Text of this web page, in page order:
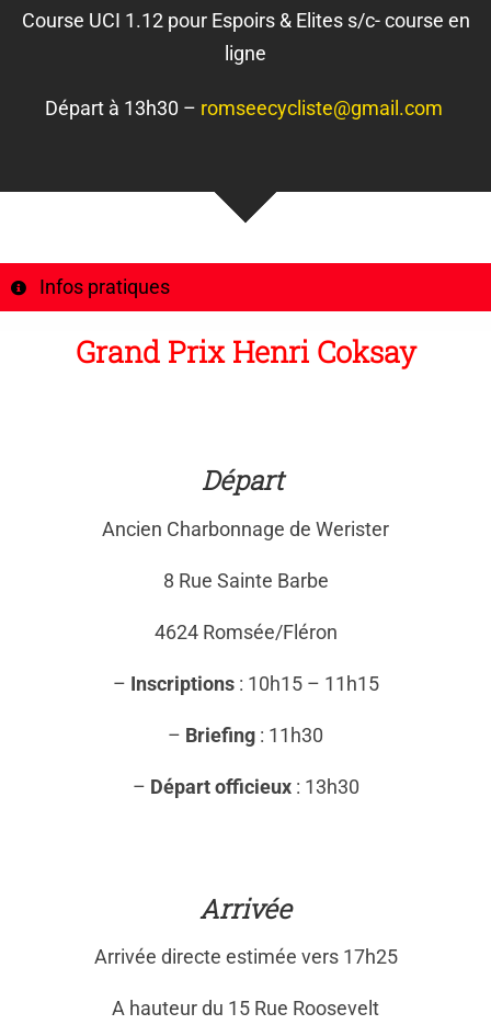
Course UCI 1.12 pour Espoirs & Elites s/c- course en
ligne
Départ à 13h30 – romseecycliste@gmail.com
Infos pratiques
Grand Prix Henri Coksay
Départ
Ancien Charbonnage de Werister
8 Rue Sainte Barbe
4624 Romsée/Fléron
– Inscriptions: 10h15 – 11h15
– Briefing : 11h30
– Départ officieux: 13h30
Arrivée
Arrivée directe estimée vers 17h25
A hauteur du 15 Rue Roosevelt